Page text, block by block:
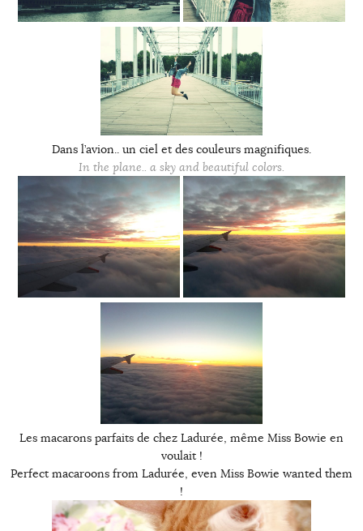
Dans l’avion.. un ciel et des couleurs magnifiques.
In the plane.. a sky and beautiful colors.
Les macarons parfaits de chez Ladurée, même Miss Bowie en
voulait !
Perfect macaroons from Ladurée, even Miss Bowie wanted them
!